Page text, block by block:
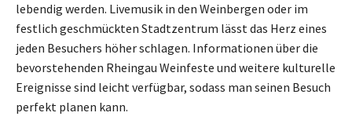
lebendig werden. Livemusik in den Weinbergen oder im
festlich geschmückten Stadtzentrum lässt das Herz eines
jeden Besuchers höher schlagen. Informationen über die
bevorstehenden Rheingau Weinfeste und weitere kulturelle
Ereignisse sind leicht verfügbar, sodass man seinen Besuch
perfekt planen kann.